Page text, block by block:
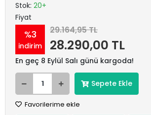
Stok: 20+
Fiyat
%3
indirim
29.164,95 TL
28.290,00 TL
En geç 8 Eylül Salı günü kargoda!
Sepete Ekle
Favorilerime ekle